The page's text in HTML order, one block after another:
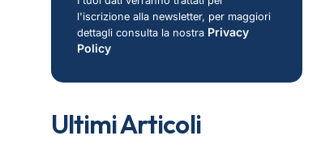
l'iscrizione alla newsletter, per maggiori
dettagli consulta la nostra Privacy
Policy
Ultimi Articoli